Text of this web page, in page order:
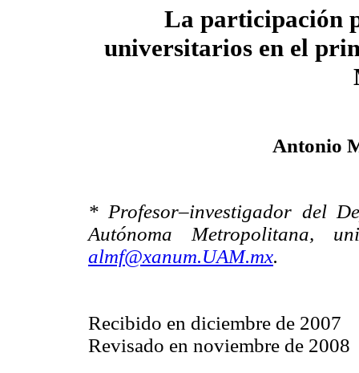
La participación
universitarios en el
Antonio
* Profesor–investigador del
Autónoma Metropolitana,
almf@xanum.UAM.mx.
Recibido en diciembre de 2007
Revisado en noviembre de 2008